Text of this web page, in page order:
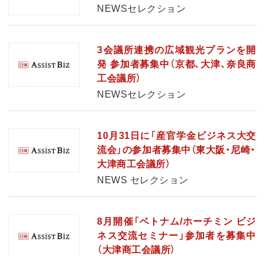
NEWSセレクション
3会議所連携の広域観光プランを開
発 参加者募集中（京都、大津、奈良商
工会議所）
NEWSセレクション
10月31日に「産官学金ビジネス大交
流会」の参加者募集中（東大阪・尼崎・
大津商工会議所）
NEWS セレクション
8月開催「ベトナム/ホーチミン ビジ
ネス交流セミナー」参加者を募集中
（大津商工会議所）